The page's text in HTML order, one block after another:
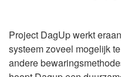
Project DagUp werkt
systeem zoveel mogelijk
andere